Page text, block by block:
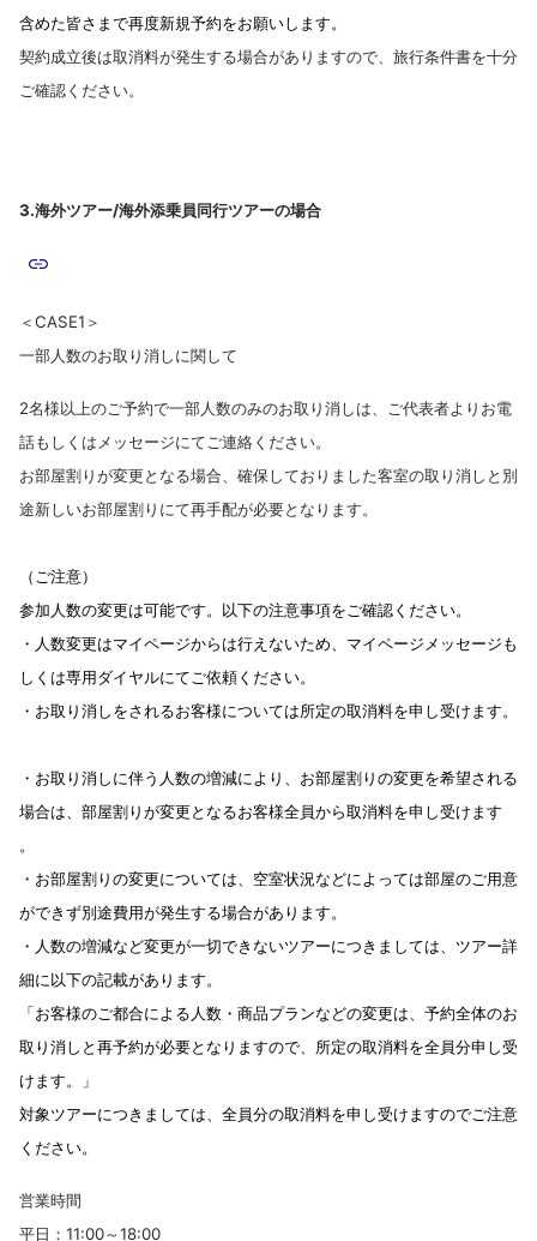
含めた皆さまで再度新規予約をお願いします。
契約成立後は取消料が発生する場合がありますので、旅行条件書を十分
ご確認ください。
3.海外ツアー/海外添乗員同行ツアーの場合
＜CASE1＞
一部人数のお取り消しに関して
2名様以上のご予約で一部人数のみのお取り消しは、ご代表者よりお電
話もしくはメッセージにてご連絡ください。
お部屋割りが変更となる場合、確保しておりました客室の取り消しと別
途新しいお部屋割りにて再手配が必要となります。
（ご注意）
参加人数の変更は可能です。以下の注意事項をご確認ください。
・人数変更はマイページからは行えないため、マイページメッセージも
しくは専用ダイヤルにてご依頼ください。
・お取り消しをされるお客様については所定の取消料を申し受けます。
・お取り消しに伴う人数の増減により、お部屋割りの変更を希望される
場合は、部屋割りが変更となるお客様全員から取消料を申し受けます
。
・お部屋割りの変更については、空室状況などによっては部屋のご用意
ができず別途費用が発生する場合があります。
・人数の増減など変更が一切できないツアーにつきましては、ツアー詳
細に以下の記載があります。
「お客様のご都合による人数・商品プランなどの変更は、予約全体のお
取り消しと再予約が必要となりますので、所定の取消料を全員分申し受
けます。」
対象ツアーにつきましては、全員分の取消料を申し受けますのでご注意
ください。
営業時間
平日：11:00～18:00